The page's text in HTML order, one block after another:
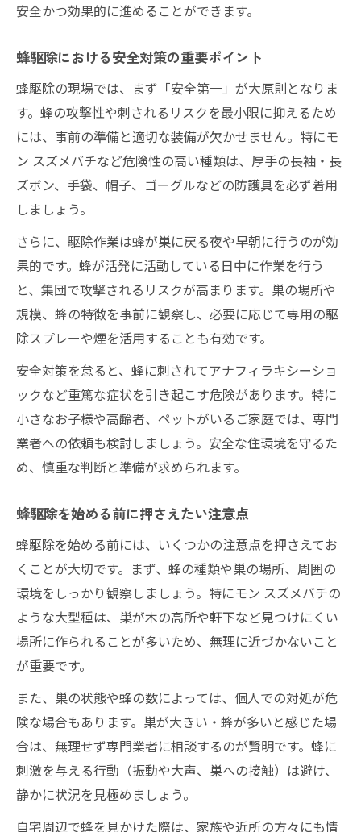
蜂駆除で知っておきたいモンスズメバチの
蜂駆除で警戒すべきモンスズメバチの攻撃
性
蜂駆除が難しいモンスズメバチの生息傾向
蜂駆除時に見極めたいモンスズメバチの危
険性
蜂駆除の際のモンスズメバチの刺すリスク
解説
蜂駆除で家族とペットを守るための工夫
蜂駆除時に家族とペットの安全を守る心得
蜂駆除グッズで安心を確保する工夫とは
蜂駆除で役立つ家の安全点検ポイント
蜂駆除経験者が語る安心のための工夫
安全かつ効果的に進めることができます。
蜂駆除における安全対策の重要ポイント
蜂駆除の現場では、まず「安全第一」が大原則となりま
す。蜂の攻撃性や刺されるリスクを最小限に抑えるため
には、事前の準備と適切な装備が欠かせません。特にモ
ン スズメバチなど危険性の高い種類は、厚手の長袖・長
ズボン、手袋、帽子、ゴーグルなどの防護具を必ず着用
しましょう。
さらに、駆除作業は蜂が巣に戻る夜や早朝に行うのが効
果的です。蜂が活発に活動している日中に作業を行う
と、集団で攻撃されるリスクが高まります。巣の場所や
規模、蜂の特徴を事前に観察し、必要に応じて専用の駆
除スプレーや煙を活用することも有効です。
安全対策を怠ると、蜂に刺されてアナフィラキシーショ
ックなど重篤な症状を引き起こす危険があります。特に
小さなお子様や高齢者、ペットがいるご家庭では、専門
業者への依頼も検討しましょう。安全な住環境を守るた
め、慎重な判断と準備が求められます。
蜂駆除を始める前に押さえたい注意点
蜂駆除を始める前には、いくつかの注意点を押さえてお
くことが大切です。まず、蜂の種類や巣の場所、周囲の
環境をしっかり観察しましょう。特にモン スズメバチの
ような大型種は、巣が木の高所や軒下など見つけにくい
場所に作られることが多いため、無理に近づかないこと
が重要です。
また、巣の状態や蜂の数によっては、個人での対処が危
険な場合もあります。巣が大きい・蜂が多いと感じた場
合は、無理せず専門業者に相談するのが賢明です。蜂に
刺激を与える行動（振動や大声、巣への接触）は避け、
静かに状況を見極めましょう。
自宅周辺で蜂を見かけた際は、家族や近所の方々にも情